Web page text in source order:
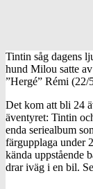
Tintin såg dagens
hund Milou satte
”Hergé” Rémi (22/
Det kom att bli 24
äventyret: Tintin
enda seriealbum
färgupplaga under
kända uppstående
drar iväg i en bil.